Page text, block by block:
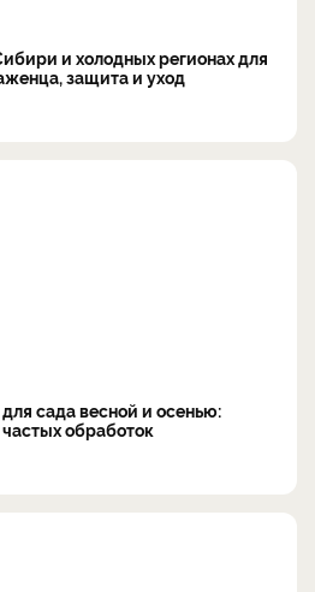
и холодных регионах для
защита и уход
сада весной и осенью:
обработок